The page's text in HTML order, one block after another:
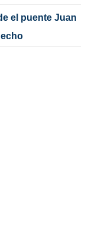
el puente Juan